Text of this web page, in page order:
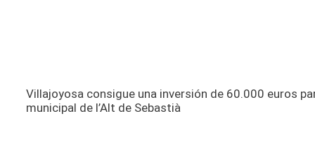
Villajoyosa consigue una inversión de 60.000 euros
municipal de l’Alt de Sebastià